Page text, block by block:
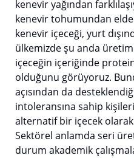
kenevir yağından
kenevir tohumundan
kenevir içeceği, yurt
ülkemizde şu anda
içeceğin içeriğinde
olduğunu görüyoruz.
açısından da
intoleransına sahip
alternatif bir içecek olarak
Sektörel anlamda seri
durum akademik